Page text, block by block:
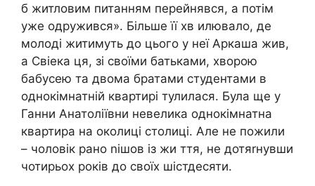
б житловим питанням перейнявся, а потім
уже одружився». Більше її хв илювало, де
молоді житимуть до цього у неї Аркаша жив,
а Свіека ця, зі своїми батьками, хворою
бабусею та двома братами студентами в
однокімнатній квартирі тулилася. Була ще у
Ганни Анатоліївни невелика однокімнатна
квартира на околиці столиці. Але не пожили
– чоловік рано nішов із жи ття, не дотяrнувши
чотирьох років до своїх шістдесяти.